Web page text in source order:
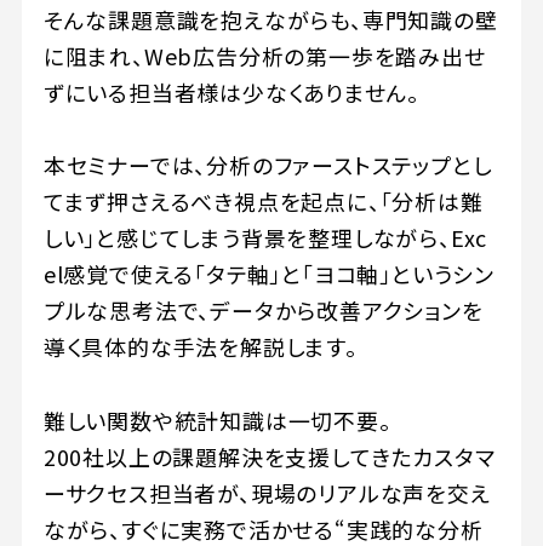
そんな課題意識を抱えながらも、専門知識の壁
に阻まれ、Web広告分析の第一歩を踏み出せ
ずにいる担当者様は少なくありません。
本セミナーでは、分析のファーストステップとし
てまず押さえるべき視点を起点に、「分析は難
しい」と感じてしまう背景を整理しながら、Exc
el感覚で使える「タテ軸」と「ヨコ軸」というシン
プルな思考法で、データから改善アクションを
導く具体的な手法を解説します。
難しい関数や統計知識は一切不要。
200社以上の課題解決を支援してきたカスタマ
ーサクセス担当者が、現場のリアルな声を交え
ながら、すぐに実務で活かせる“実践的な分析